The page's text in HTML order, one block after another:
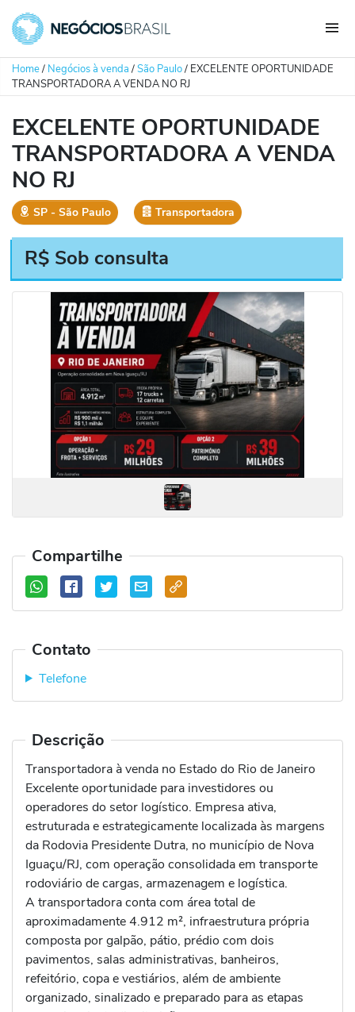
Home/ Negócios à venda/São Paulo/ EXCELENTE OPORTUNIDADE
TRANSPORTADORA A VENDA NO RJ
EXCELENTE OPORTUNIDADE
TRANSPORTADORA A VENDA
NO RJ
SP ‐ São Paulo Transportadora
R$ Sob consulta
Compartilhe
Contato
Telefone
Descrição
Transportadora à venda no Estado do Rio de Janeiro
Excelente oportunidade para investidores ou
operadores do setor logístico. Empresa ativa,
estruturada e estrategicamente localizada às margens
da Rodovia Presidente Dutra, no município de Nova
Iguaçu/RJ, com operação consolidada em transporte
rodoviário de cargas, armazenagem e logística.
A transportadora conta com área total de
aproximadamente 4.912 m², infraestrutura própria
composta por galpão, pátio, prédio com dois
pavimentos, salas administrativas, banheiros,
refeitório, copa e vestiários, além de ambiente
organizado, sinalizado e preparado para as etapas